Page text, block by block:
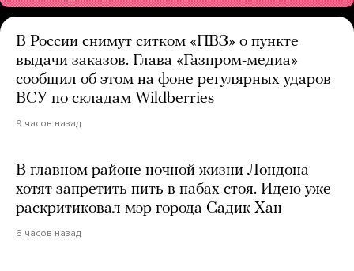
В России снимут ситком «ПВЗ» о пункте
выдачи заказов. Глава «Газпром-медиа»
сообщил об этом на фоне регулярных ударов
ВСУ по складам Wildberries
9 часов назад
В главном районе ночной жизни Лондона
хотят запретить пить в пабах стоя. Идею уже
раскритиковал мэр города Садик Хан
6 часов назад